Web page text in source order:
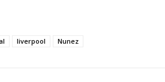
liverpool Nunez